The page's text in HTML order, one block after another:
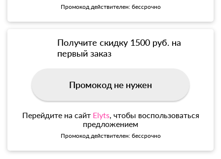
Промокод действителен: бессрочно
Получите скидку 1500 руб. на
первый заказ
Промокод не нужен
Перейдите на сайт Elyts, чтобы воспользоваться
предложением
Промокод действителен: бессрочно